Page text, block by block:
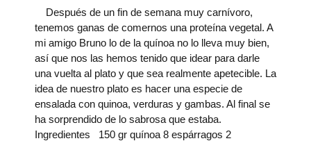
Después de un fin de semana muy carnívoro,
tenemos ganas de comernos una proteína vegetal. A
mi amigo Bruno lo de la quínoa no lo lleva muy bien,
así que nos las hemos tenido que idear para darle
una vuelta al plato y que sea realmente apetecible. La
idea de nuestro plato es hacer una especie de
ensalada con quinoa, verduras y gambas. Al final se
ha sorprendido de lo sabrosa que estaba.
Ingredientes 150 gr quínoa 8 espárragos 2